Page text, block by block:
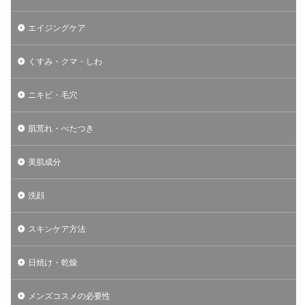
エイジングケア
くすみ・クマ・しわ
ニキビ・毛穴
肌荒れ・べたつき
美肌成分
洗顔
スキンケア方法
日焼け・乾燥
メンズコスメの必要性